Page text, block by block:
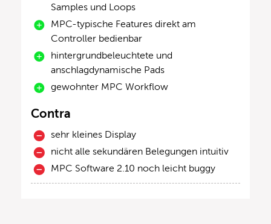
Samples und Loops
MPC-typische Features direkt am
Controller bedienbar
hintergrundbeleuchtete und
anschlagdynamische Pads
gewohnter MPC Workflow
Contra
sehr kleines Display
nicht alle sekundären Belegungen intuitiv
MPC Software 2.10 noch leicht buggy